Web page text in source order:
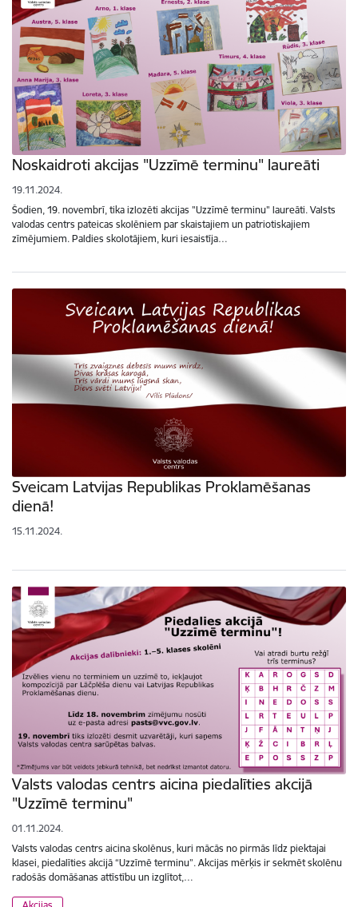
Noskaidroti akcijas "Uzzīmē terminu" laureāti
19.11.2024.
Šodien, 19. novembrī, tika izlozēti akcijas "Uzzīmē terminu" laureāti. Valsts
valodas centrs pateicas skolēniem par skaistajiem un patriotiskajiem
zīmējumiem. Paldies skolotājiem, kuri iesaistīja…
Sveicam Latvijas Republikas Proklamēšanas
dienā!
15.11.2024.
Valsts valodas centrs aicina piedalīties akcijā
"Uzzīmē terminu"
01.11.2024.
Valsts valodas centrs aicina skolēnus, kuri mācās no pirmās līdz piektajai
klasei, piedalīties akcijā “Uzzīmē terminu”. Akcijas mērķis ir sekmēt skolēnu
radošās domāšanas attīstību un izglītot,…